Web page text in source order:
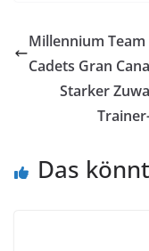
Millennium
Cadets Gran
Starker
Das